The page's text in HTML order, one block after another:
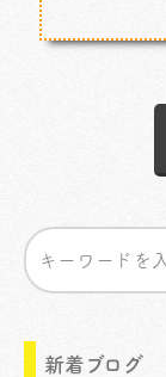
新着ブログ